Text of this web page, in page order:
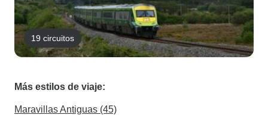
19 circuitos
Más estilos de viaje:
Maravillas Antiguas (45)